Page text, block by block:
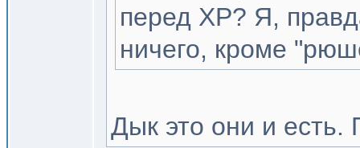
перед XP? Я,
ничего, кроме
Дык это они и